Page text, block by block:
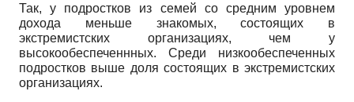
Так, у подростков из семей со средним уровнем
дохода меньше знакомых, состоящих в
экстремистских организациях, чем у
высокообеспеченнных. Среди низкообеспеченных
подростков выше доля состоящих в экстремистских
организациях.